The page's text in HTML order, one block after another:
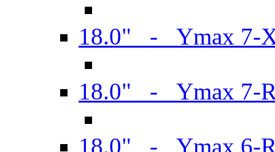
18.0" - Ymax 7-
18.0" - Ymax 7-
18.0" - Ymax 6-